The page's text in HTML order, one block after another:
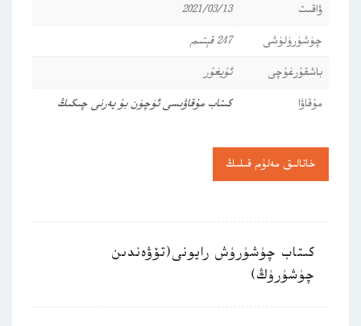
ۋاقىت
2021/03/13
چۈشۈرۈلۈشى
247 قېتىم
باشقۇرغۇچى
ئۇيغۇر
مۇقاۋا
كىتاب مۇقاۋىسى ئۈچۈن بۇ يەرنى چىكىڭ
خاتالىق مەلۇم قىلىڭ
كىتاب چۈشۈرۈش رايونى(تۆۋەندىن
چۈشۈرۈڭ)